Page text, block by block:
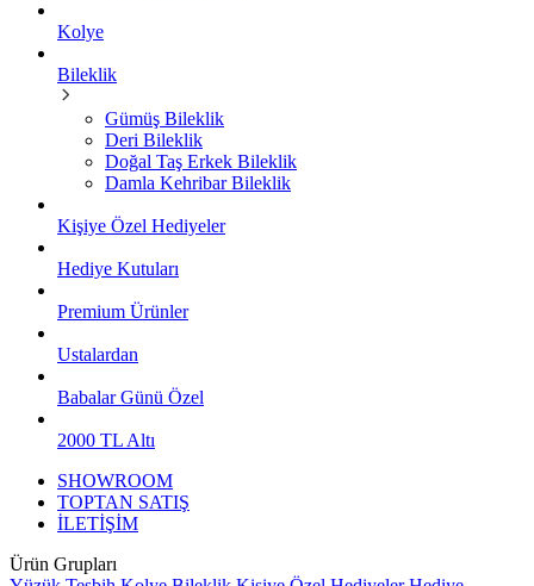
Kolye
Bileklik
Gümüş Bileklik
Deri Bileklik
Doğal Taş Erkek Bileklik
Damla Kehribar Bileklik
Kişiye Özel Hediyeler
Hediye Kutuları
Premium Ürünler
Ustalardan
Babalar Günü Özel
2000 TL Altı
SHOWROOM
TOPTAN SATIŞ
İLETİŞİM
Ürün Grupları